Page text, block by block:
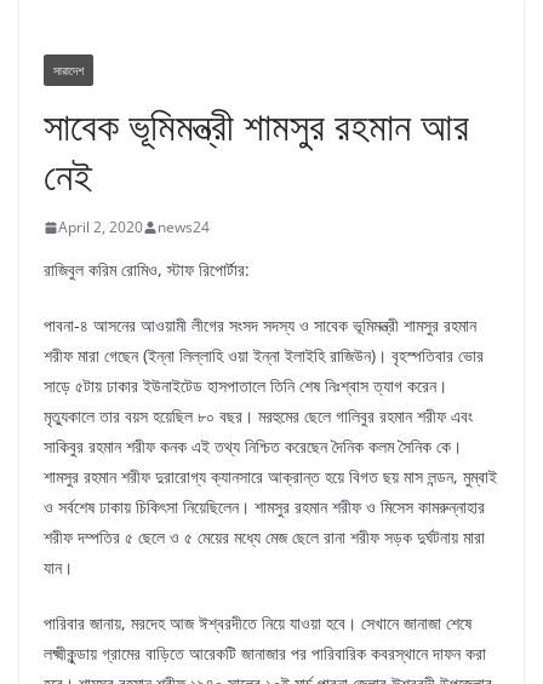
সারাদেশ
সাবেক ভূমিমন্ত্রী শামসুর রহমান আর
নেই
April 2, 2020 news24
রাজিবুল করিম রোমিও, স্টাফ রিপোর্টার:
পাবনা-৪ আসনের আওয়ামী লীগের সংসদ সদস্য ও সাবেক ভূমিমন্ত্রী শামসুর রহমান
শরীফ মারা গেছেন (ইন্না লিল্লাহি ওয়া ইন্না ইলাইহি রাজিউন)। বৃহস্পতিবার ভোর
সাড়ে ৫টায় ঢাকার ইউনাইটেড হাসপাতালে তিনি শেষ নিঃশ্বাস ত্যাগ করেন।
মৃত্যুকালে তার বয়স হয়েছিল ৮০ বছর। মরহুমের ছেলে গালিবুর রহমান শরীফ এবং
সাকিবুর রহমান শরীফ কনক এই তথ্য নিশ্চিত করেছেন দৈনিক কলম সৈনিক কে।
শামসুর রহমান শরীফ দুরারোগ্য ক্যানসারে আক্রান্ত হয়ে বিগত ছয় মাস লন্ডন, মুম্বাই
ও সর্বশেষ ঢাকায় চিকিৎসা নিয়েছিলেন। শামসুর রহমান শরীফ ও মিসেস কামরুন্নাহার
শরীফ দম্পতির ৫ ছেলে ও ৫ মেয়ের মধ্যে মেজ ছেলে রানা শরীফ সড়ক দুর্ঘটনায় মারা
যান।
পারিবার জানায়, মরদেহ আজ ঈশ্বরদীতে নিয়ে যাওয়া হবে। সেখানে জানাজা শেষে
লক্ষ্মীকুন্ডায় গ্রামের বাড়িতে আরেকটি জানাজার পর পারিবারিক কবরস্থানে দাফন করা